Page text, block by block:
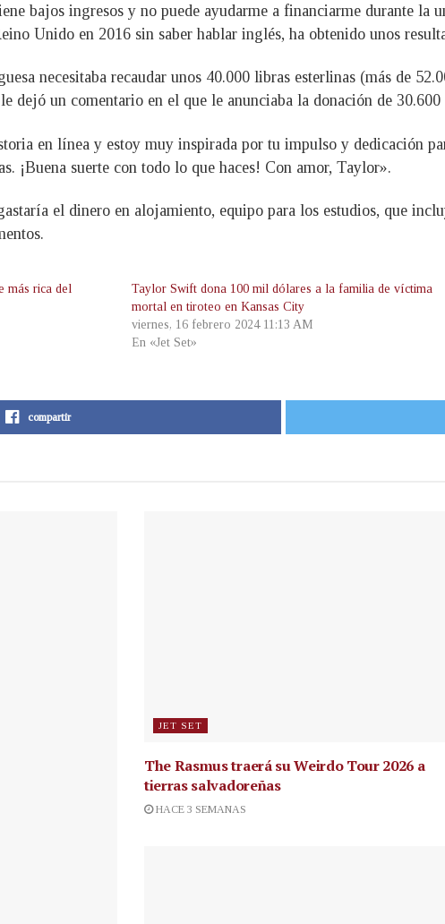
bajos ingresos y no puede ayudarme a financiarme durante la
Unido en 2016 sin saber hablar inglés, ha obtenido unos
necesitaba recaudar unos 40.000 libras esterlinas (más de
dejó un comentario en el que le anunciaba la donación de
en línea y estoy muy inspirada por tu impulso y dedicación
¡Buena suerte con todo lo que haces! Con amor, Taylor».
el dinero en alojamiento, equipo para los estudios, que
más rica del
Taylor Swift dona 100 mil dólares a la familia de víctima
mortal en tiroteo en Kansas City
viernes, 16 febrero 2024 11:13 AM
En «Jet Set»
compartir
JET SET
The Rasmus traerá su Weirdo Tour 2026 a
tierras salvadoreñas
HACE 3 SEMANAS